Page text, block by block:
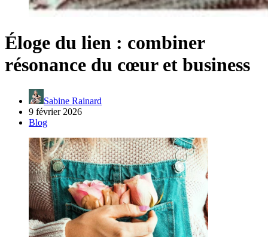
Éloge du lien : combiner
résonance du cœur et business
Sabine Rainard
9 février 2026
Blog